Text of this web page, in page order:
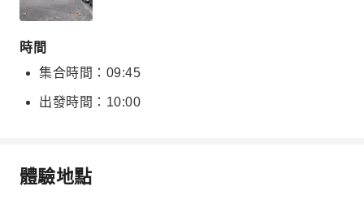
時間
集合時間：09:45
出發時間：10:00
體驗地點